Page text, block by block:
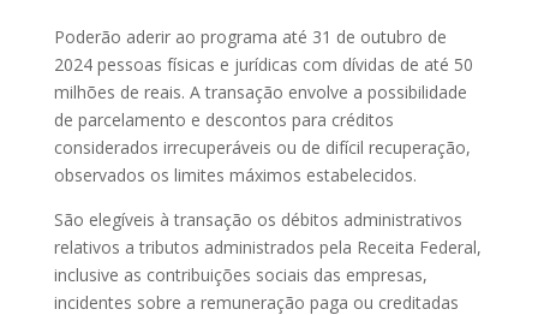
Poderão aderir ao programa até 31 de outubro de
2024 pessoas físicas e jurídicas com dívidas de até 50
milhões de reais. A transação envolve a possibilidade
de parcelamento e descontos para créditos
considerados irrecuperáveis ou de difícil recuperação,
observados os limites máximos estabelecidos.
São elegíveis à transação os débitos administrativos
relativos a tributos administrados pela Receita Federal,
inclusive as contribuições sociais das empresas,
incidentes sobre a remuneração paga ou creditadas